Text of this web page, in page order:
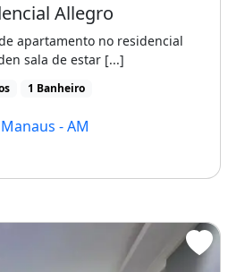
Allegro
apartamento no residencial
sala de estar [...]
1 Banheiro
- AM